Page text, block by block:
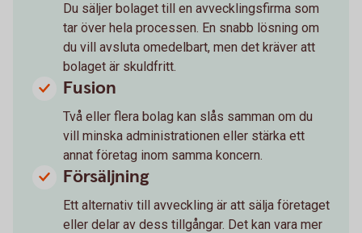
Du säljer bolaget till en avvecklingsfirma som
tar över hela processen. En snabb lösning om
du vill avsluta omedelbart, men det kräver att
bolaget är skuldfritt.
Fusion
Två eller flera bolag kan slås samman om du
vill minska administrationen eller stärka ett
annat företag inom samma koncern.
Försäljning
Ett alternativ till avveckling är att sälja företaget
eller delar av dess tillgångar. Det kan vara mer